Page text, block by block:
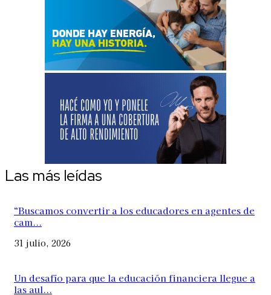
Las más leídas
“Buscamos convertir a los educadores en agentes de
cam...
31 julio, 2026
Un desafío para que la educación financiera llegue a
las aul...